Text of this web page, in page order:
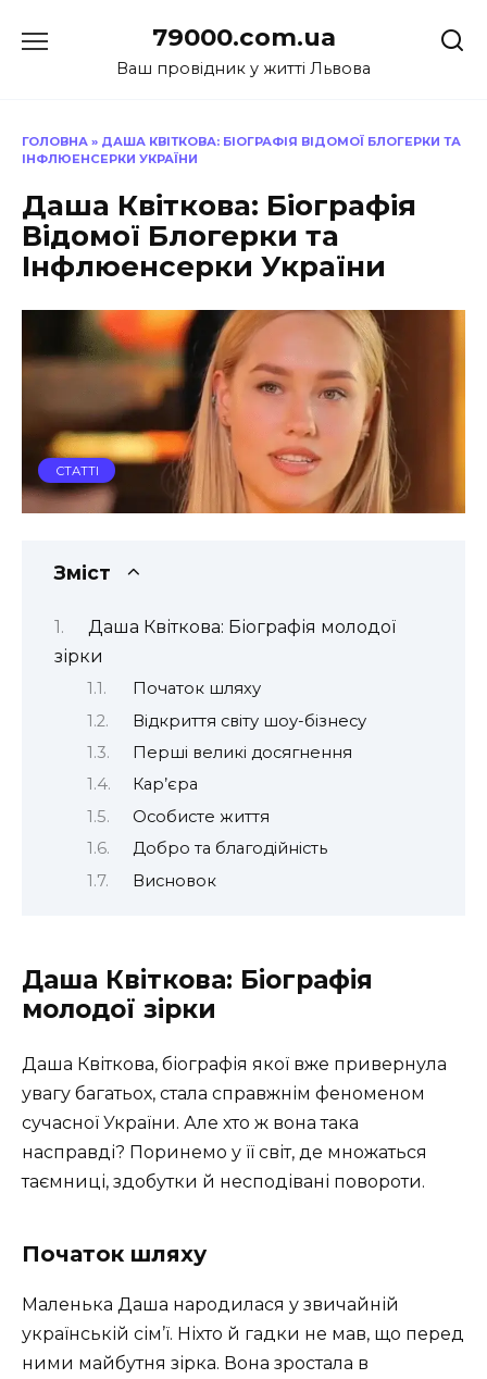
до
79000.com.ua
Ваш провідник у житті Львова
ГОЛОВНА » ДАША КВІТКОВА: БІОГРАФІЯ ВІДОМОЇ БЛОГЕРКИ ТА
ІНФЛЮЕНСЕРКИ УКРАЇНИ
Даша Квіткова: Біографія
Відомої Блогерки та
Інфлюенсерки України
СТАТТІ
Зміст
Даша Квіткова: Біографія молодої
зірки
Початок шляху
Відкриття світу шоу-бізнесу
Перші великі досягнення
Кар’єра
Особисте життя
Добро та благодійність
Висновок
Даша Квіткова: Біографія
молодої зірки
Даша Квіткова, біографія якої вже привернула
увагу багатьох, стала справжнім феноменом
сучасної України. Але хто ж вона така
насправді? Поринемо у її світ, де множаться
таємниці, здобутки й несподівані повороти.
Початок шляху
Маленька Даша народилася у звичайній
українській сім’ї. Ніхто й гадки не мав, що перед
ними майбутня зірка. Вона зростала в